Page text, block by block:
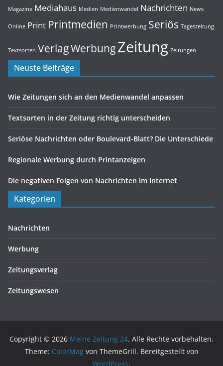
Magazine Mediahaus Medien Medienwandel Nachrichten News
Online Print Printmedien Printwerbung Seriös Tageszeitung
Textsorten VerlagWerbungZeitung Zeitungen
Neuste Beiträge
Wie Zeitungen sich an den Medienwandel anpassen
Textsorten in der Zeitung richtig unterscheiden
Seriöse Nachrichten oder Boulevard-Blatt? Die Unterschiede
Regionale Werbung durch Printanzeigen
Die negativen Folgen von Nachrichten im Internet
Kategorien
Nachrichten
Werbung
Zeitungsverlag
Zeitungswesen
Copyright © 2026 Meine Zeitung 24. Alle Rechte vorbehalten.
Theme: ColorMagvon ThemeGrill. Bereitgestellt von
WordPress.